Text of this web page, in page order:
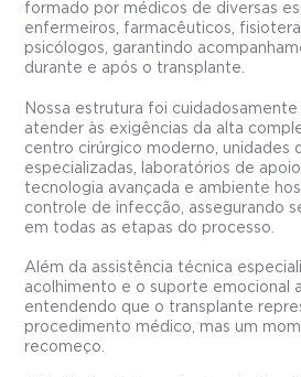
formado por médicos de diversas
enfermeiros, farmacêuticos,
psicólogos, garantindo
durante e após o transplante.
Nossa estrutura foi cuidadosamente
atender às exigências da alta
centro cirúrgico moderno, unidades
especializadas, laboratórios de
tecnologia avançada e ambiente
controle de infecção, assegurando
em todas as etapas do processo.
Além da assistência técnica
acolhimento e o suporte emocional
entendendo que o transplante
procedimento médico, mas um
recomeço.